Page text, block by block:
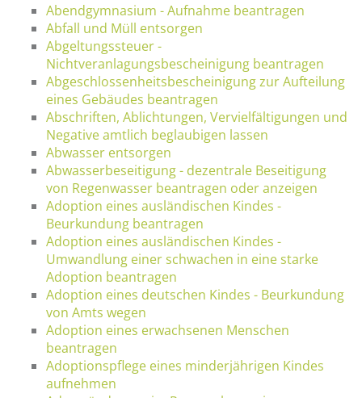
Abendgymnasium - Aufnahme beantragen
Abfall und Müll entsorgen
Abgeltungssteuer -
Nichtveranlagungsbescheinigung beantragen
Abgeschlossenheitsbescheinigung zur Aufteilung
eines Gebäudes beantragen
Abschriften, Ablichtungen, Vervielfältigungen und
Negative amtlich beglaubigen lassen
Abwasser entsorgen
Abwasserbeseitigung - dezentrale Beseitigung
von Regenwasser beantragen oder anzeigen
Adoption eines ausländischen Kindes -
Beurkundung beantragen
Adoption eines ausländischen Kindes -
Umwandlung einer schwachen in eine starke
Adoption beantragen
Adoption eines deutschen Kindes - Beurkundung
von Amts wegen
Adoption eines erwachsenen Menschen
beantragen
Adoptionspflege eines minderjährigen Kindes
aufnehmen